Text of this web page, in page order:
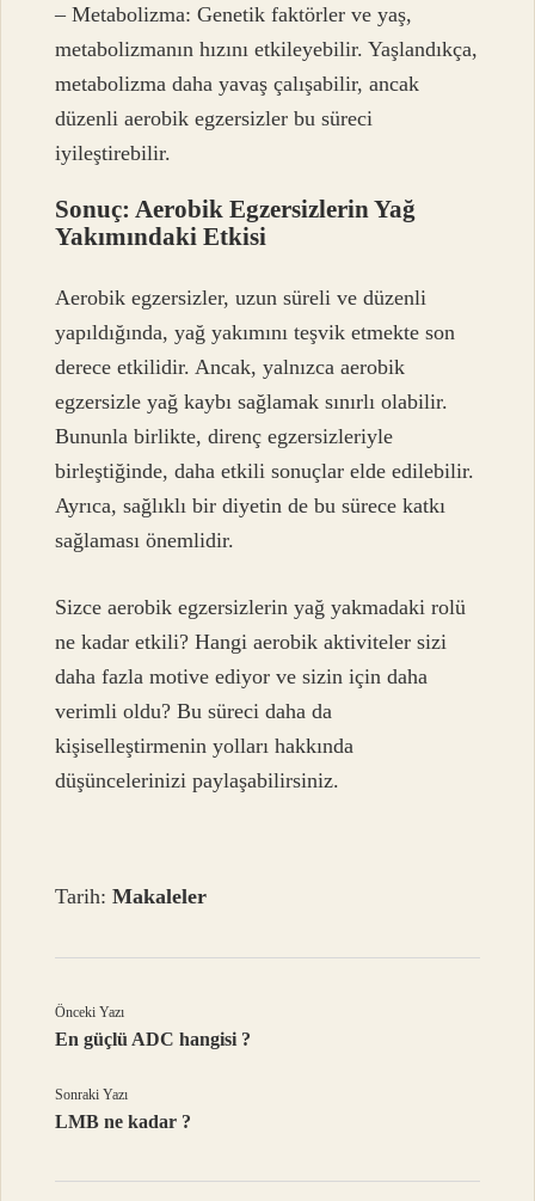
– Metabolizma: Genetik faktörler ve yaş,
metabolizmanın hızını etkileyebilir. Yaşlandıkça,
metabolizma daha yavaş çalışabilir, ancak
düzenli aerobik egzersizler bu süreci
iyileştirebilir.
Sonuç: Aerobik Egzersizlerin Yağ
Yakımındaki Etkisi
Aerobik egzersizler, uzun süreli ve düzenli
yapıldığında, yağ yakımını teşvik etmekte son
derece etkilidir. Ancak, yalnızca aerobik
egzersizle yağ kaybı sağlamak sınırlı olabilir.
Bununla birlikte, direnç egzersizleriyle
birleştiğinde, daha etkili sonuçlar elde edilebilir.
Ayrıca, sağlıklı bir diyetin de bu sürece katkı
sağlaması önemlidir.
Sizce aerobik egzersizlerin yağ yakmadaki rolü
ne kadar etkili? Hangi aerobik aktiviteler sizi
daha fazla motive ediyor ve sizin için daha
verimli oldu? Bu süreci daha da
kişiselleştirmenin yolları hakkında
düşüncelerinizi paylaşabilirsiniz.
Tarih:Makaleler
Önceki Yazı
En güçlü ADC hangisi ?
Sonraki Yazı
LMB ne kadar ?